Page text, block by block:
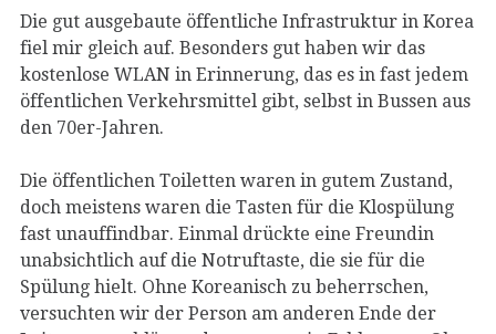
Die gut ausgebaute öffentliche Infrastruktur in Korea
fiel mir gleich auf. Besonders gut haben wir das
kostenlose WLAN in Erinnerung, das es in fast jedem
öffentlichen Verkehrsmittel gibt, selbst in Bussen aus
den 70er-Jahren.
Die öffentlichen Toiletten waren in gutem Zustand,
doch meistens waren die Tasten für die Klospülung
fast unauffindbar. Einmal drückte eine Freundin
unabsichtlich auf die Notruftaste, die sie für die
Spülung hielt. Ohne Koreanisch zu beherrschen,
versuchten wir der Person am anderen Ende der